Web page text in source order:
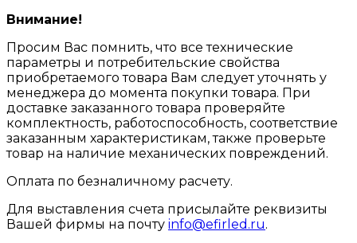
Внимание!
Просим Вас помнить, что все технические
параметры и потребительские свойства
приобретаемого товара Вам следует уточнять у
менеджера до момента покупки товара. При
доставке заказанного товара проверяйте
комплектность, работоспособность, соответствие
заказанным характеристикам, также проверьте
товар на наличие механических повреждений.
Оплата по безналичному расчету.
Для выставления счета присылайте реквизиты
Вашей фирмы на почту info@efirled.ru.